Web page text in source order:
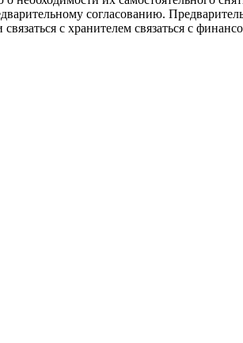
согласованию.
с хранителем связаться с